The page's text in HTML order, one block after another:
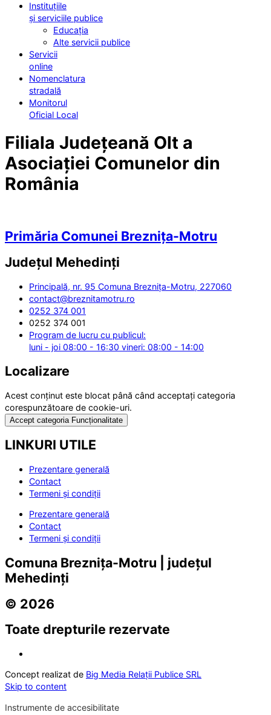
Instituțiile
și serviciile publice
Educația
Alte servicii publice
Servicii
online
Nomenclatura
stradală
Monitorul
Oficial Local
Filiala Județeană Olt a
Asociației Comunelor din
România
Primăria Comunei Breznița-Motru
Județul Mehedinți
Principală, nr. 95 Comuna Breznița-Motru, 227060
contact@breznitamotru.ro
0252 374 001
0252 374 001
Program de lucru cu publicul:
luni - joi 08:00 - 16:30 vineri: 08:00 - 14:00
Localizare
Acest conținut este blocat până când acceptați categoria
corespunzătoare de cookie-uri.
Accept categoria Funcționalitate
LINKURI UTILE
Prezentare generală
Contact
Termeni și condiții
Prezentare generală
Contact
Termeni și condiții
Comuna Breznița-Motru | județul
Mehedinți
© 2026
Toate drepturile rezervate
Concept realizat de Big Media Relații Publice SRL
Skip to content
Instrumente de accesibilitate